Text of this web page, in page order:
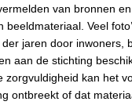
van bronnen
beeldmateriaal. Veel
jaren door inwoners,
aan de stichting
zorgvuldigheid kan het
ontbreekt of dat